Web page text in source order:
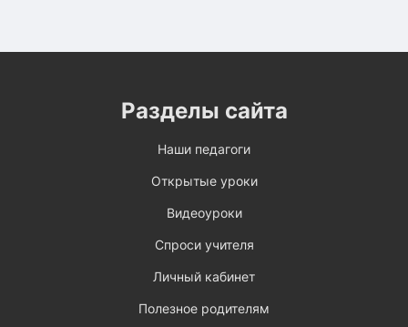
Разделы сайта
Наши педагоги
Открытые уроки
Видеоуроки
Спроси учителя
Личный кабинет
Полезное родителям